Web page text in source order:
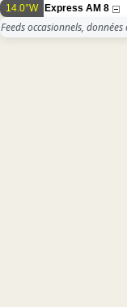
14.0°W Express AM 8
Feeds occasionnels,